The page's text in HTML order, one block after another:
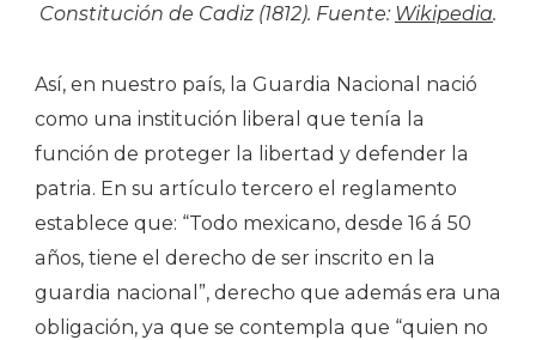
Constitución de Cadiz (1812). Fuente: Wikipedia.
Así, en nuestro país, la Guardia Nacional nació
como una institución liberal que tenía la
función de proteger la libertad y defender la
patria. En su artículo tercero el reglamento
establece que: “Todo mexicano, desde 16 á 50
años, tiene el derecho de ser inscrito en la
guardia nacional”, derecho que además era una
obligación, ya que se contempla que “quien no